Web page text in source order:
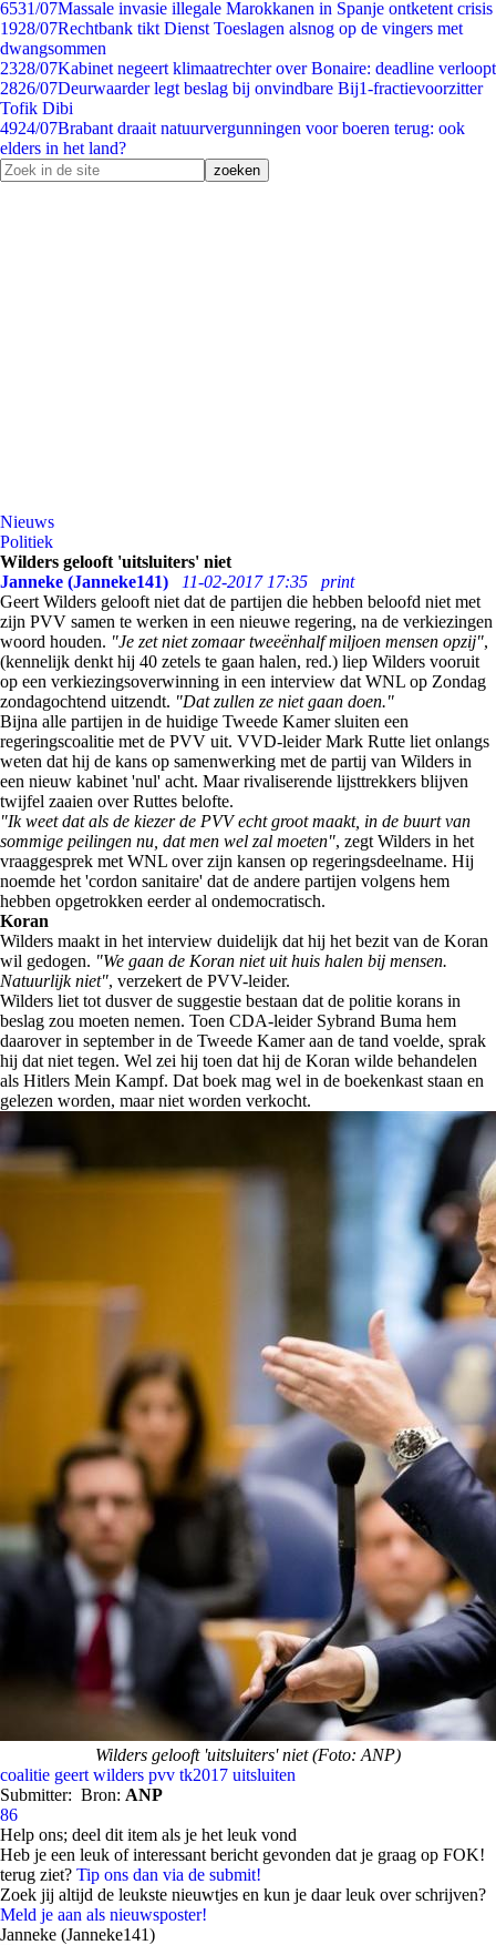
6531/07Massale invasie illegale Marokkanen in Spanje ontketent crisis
1928/07Rechtbank tikt Dienst Toeslagen alsnog op de vingers met
dwangsommen
2328/07Kabinet negeert klimaatrechter over Bonaire: deadline verloopt
2826/07Deurwaarder legt beslag bij onvindbare Bij1-fractievoorzitter
Tofik Dibi
4924/07Brabant draait natuurvergunningen voor boeren terug: ook
elders in het land?
Nieuws
Politiek
Wilders gelooft 'uitsluiters' niet
Janneke (Janneke141)
11-02-2017 17:35
print
Geert Wilders gelooft niet dat de partijen die hebben beloofd niet met
zijn PVV samen te werken in een nieuwe regering, na de verkiezingen
woord houden. "Je zet niet zomaar tweeënhalf miljoen mensen opzij",
(kennelijk denkt hij 40 zetels te gaan halen, red.) liep Wilders vooruit
op een verkiezingsoverwinning in een interview dat WNL op Zondag
zondagochtend uitzendt. "Dat zullen ze niet gaan doen."
Bijna alle partijen in de huidige Tweede Kamer sluiten een
regeringscoalitie met de PVV uit. VVD-leider Mark Rutte liet onlangs
weten dat hij de kans op samenwerking met de partij van Wilders in
een nieuw kabinet 'nul' acht. Maar rivaliserende lijsttrekkers blijven
twijfel zaaien over Ruttes belofte.
"Ik weet dat als de kiezer de PVV echt groot maakt, in de buurt van
sommige peilingen nu, dat men wel zal moeten", zegt Wilders in het
vraaggesprek met WNL over zijn kansen op regeringsdeelname. Hij
noemde het 'cordon sanitaire' dat de andere partijen volgens hem
hebben opgetrokken eerder al ondemocratisch.
Koran
Wilders maakt in het interview duidelijk dat hij het bezit van de Koran
wil gedogen. "We gaan de Koran niet uit huis halen bij mensen.
Natuurlijk niet", verzekert de PVV-leider.
Wilders liet tot dusver de suggestie bestaan dat de politie korans in
beslag zou moeten nemen. Toen CDA-leider Sybrand Buma hem
daarover in september in de Tweede Kamer aan de tand voelde, sprak
hij dat niet tegen. Wel zei hij toen dat hij de Koran wilde behandelen
als Hitlers Mein Kampf. Dat boek mag wel in de boekenkast staan en
gelezen worden, maar niet worden verkocht.
Wilders gelooft 'uitsluiters' niet (Foto: ANP)
coalitie geert wilders pvv tk2017 uitsluiten
Submitter: Bron: ANP
86
Help ons; deel dit item als je het leuk vond
Heb je een leuk of interessant bericht gevonden dat je graag op FOK!
terug ziet? Tip ons dan via de submit!
Zoek jij altijd de leukste nieuwtjes en kun je daar leuk over schrijven?
Meld je aan als nieuwsposter!
Janneke (Janneke141)